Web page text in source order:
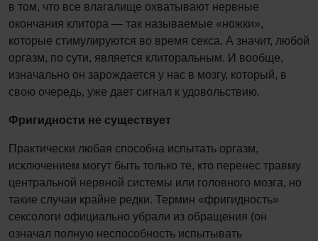
в том, что все влагалище охватывают нервные
окончания клитора — так называемые «ножки»,
которые стимулируются во время секса. А значит, любой
оргазм, по сути, является клиторальным. И вообще,
изначально он зарождается у нас в мозгу, который, в
свою очередь, уже дает сигнал к удовольствию.
Фригидности не существует
Практически любая способна испытать оргазм,
исключением могут быть только те, кто перенес травму
центральной нервной системы или головного мозга, но
такие случаи крайне редки. Термин «фригидность»
сексологи официально убрали из обращения (он
означал полную неспособность испытывать